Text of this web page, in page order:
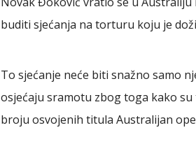
buditi sjećanja na torturu koju je
To sjećanje neće biti snažno samo
osjećaju sramotu zbog toga kako
broju osvojenih titula Australijan